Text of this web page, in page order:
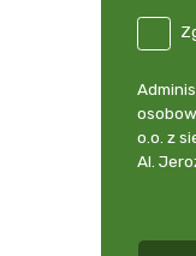
zgody
+
DE
danych
o.o. z
Al.